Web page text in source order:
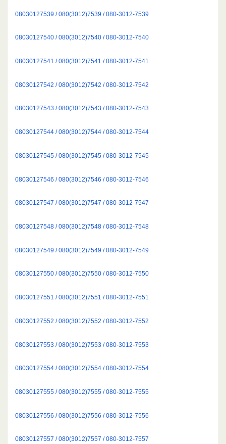
08030127539 / 080(3012)7539 / 080-3012-7539
08030127540 / 080(3012)7540 / 080-3012-7540
08030127541 / 080(3012)7541 / 080-3012-7541
08030127542 / 080(3012)7542 / 080-3012-7542
08030127543 / 080(3012)7543 / 080-3012-7543
08030127544 / 080(3012)7544 / 080-3012-7544
08030127545 / 080(3012)7545 / 080-3012-7545
08030127546 / 080(3012)7546 / 080-3012-7546
08030127547 / 080(3012)7547 / 080-3012-7547
08030127548 / 080(3012)7548 / 080-3012-7548
08030127549 / 080(3012)7549 / 080-3012-7549
08030127550 / 080(3012)7550 / 080-3012-7550
08030127551 / 080(3012)7551 / 080-3012-7551
08030127552 / 080(3012)7552 / 080-3012-7552
08030127553 / 080(3012)7553 / 080-3012-7553
08030127554 / 080(3012)7554 / 080-3012-7554
08030127555 / 080(3012)7555 / 080-3012-7555
08030127556 / 080(3012)7556 / 080-3012-7556
08030127557 / 080(3012)7557 / 080-3012-7557